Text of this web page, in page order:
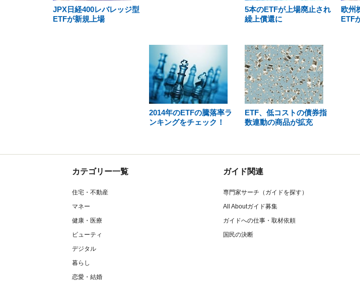
JPX日経400レバレッジ型
ETFが新規上場
5本のETFが上場廃止され
繰上償還に
欧州
ETF
2014年のETFの騰落率ラ
ンキングをチェック！
ETF、低コストの債券指
数連動の商品が拡充
カテゴリー一覧
住宅・不動産
マネー
健康・医療
ビューティ
デジタル
暮らし
恋愛・結婚
ガイド関連
専門家サーチ（ガイドを探す）
All Aboutガイド募集
ガイドへの仕事・取材依頼
国民の決断